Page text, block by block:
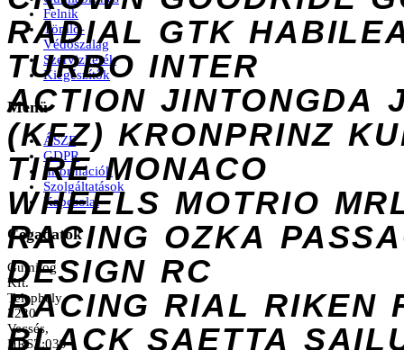
RADIAL GTK
TURBO INTER
ACTION JINTONGDA
(KFZ) KRONPRINZ
TIRE MONACO
WHEELS MOTRIO
RACING OZKA
DESIGN RC
RACING RIAL RIKEN
BLACK SAETTA
Felnik
Tömlő-
Védőszalag
Szervizkerék
Kiegészítők
Menü
ÁSZF
GDPR
Információk
Szolgáltatások
Kapcsolat
Cégadatok
Gumilog
Kft.
Telephely
2220
Vecsés,
HRSZ:039